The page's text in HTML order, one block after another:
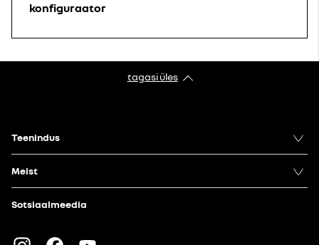
konfiguraator
tagasi üles
Teenindus
Meist
Sotsiaalmeedia